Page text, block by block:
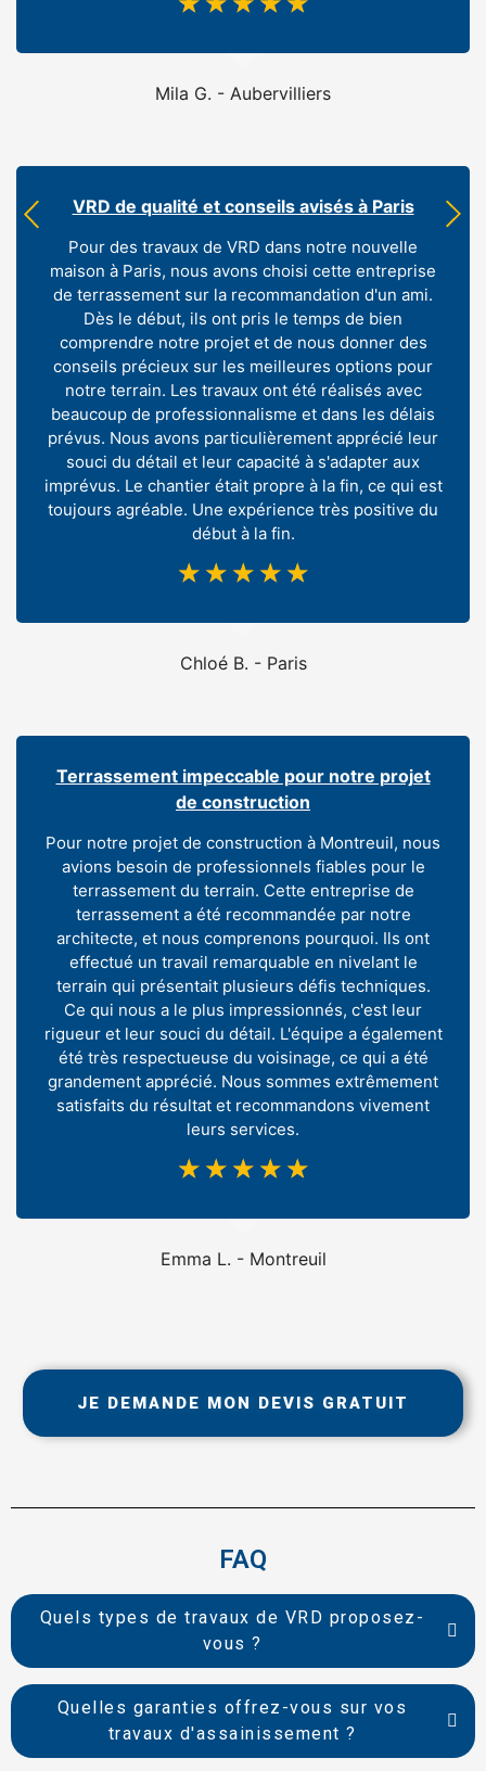
Mila G. - Aubervilliers
Chloé B. - Paris
VRD de qualité et conseils avisés à Paris
Pour des travaux de VRD dans notre nouvelle
maison à Paris, nous avons choisi cette entreprise
de terrassement sur la recommandation d'un ami.
Dès le début, ils ont pris le temps de bien
comprendre notre projet et de nous donner des
conseils précieux sur les meilleures options pour
notre terrain. Les travaux ont été réalisés avec
beaucoup de professionnalisme et dans les délais
prévus. Nous avons particulièrement apprécié leur
souci du détail et leur capacité à s'adapter aux
imprévus. Le chantier était propre à la fin, ce qui est
toujours agréable. Une expérience très positive du
début à la fin.
☆ ☆ ☆ ☆ ☆
Emma L. - Montreuil
Terrassement impeccable pour notre projet
de construction
Pour notre projet de construction à Montreuil, nous
avions besoin de professionnels fiables pour le
terrassement du terrain. Cette entreprise de
terrassement a été recommandée par notre
architecte, et nous comprenons pourquoi. Ils ont
effectué un travail remarquable en nivelant le
terrain qui présentait plusieurs défis techniques.
Ce qui nous a le plus impressionnés, c'est leur
rigueur et leur souci du détail. L'équipe a également
été très respectueuse du voisinage, ce qui a été
grandement apprécié. Nous sommes extrêmement
satisfaits du résultat et recommandons vivement
leurs services.
☆ ☆ ☆ ☆ ☆
JE DEMANDE MON DEVIS GRATUIT
FAQ
Quels types de travaux de VRD proposez-
vous ?
Quelles garanties offrez-vous sur vos
travaux d'assainissement ?